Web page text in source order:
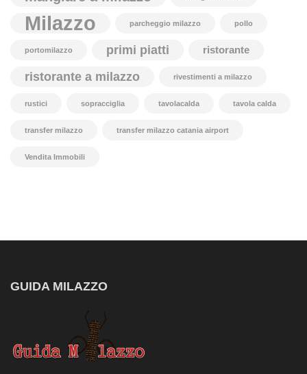
Milazzo parcheggio milazzo pollo
portomilazzo primi piatti ristorante
ristorante a milazzo rivestimenti a milazzo
rustici sopracciglia tavolacalda tavola calda
transfer milazzo transfer milazzo catania airport
Vendita Immobili
GUIDA MILAZZO